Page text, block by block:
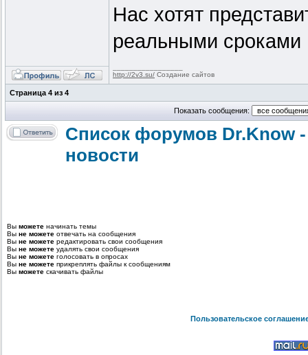
Нас хотят
реальными сроками
http://2v3.su/ Создание сайтов
Страница 4 из 4
Показать сообщения:
Список форумов Dr.Know
новости
Вы можете начинать темы
Вы не можете отвечать на сообщения
Вы не можете редактировать свои сообщения
Вы не можете удалять свои сообщения
Вы не можете голосовать в опросах
Вы не можете прикреплять файлы к сообщениям
Вы можете скачивать файлы
Пользовательское